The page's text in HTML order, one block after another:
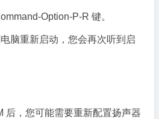
Option-P-R 键。
脑重新启动，您会再次听到启
后，您可能需要重新配置扬声器